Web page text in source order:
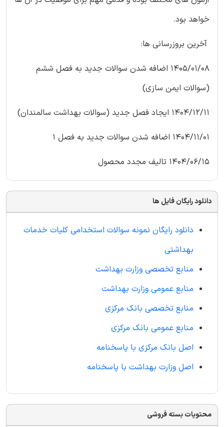
خواهد بود.
آخرین بروزرسانی ها:
1405/01/08 اضافه شدن سوالات جدید به فصل ششم
(سوالات ایمن سازی)
1404/12/11 ایجاد فصل جدید (سوالات بهداشت سالمندان)
1404/11/01 اضافه شدن سوالات جدید به فصل 1
1404/06/15 تالیف مجدد محصول
دانلود رایگان فایل ها
دانلود رایگان نمونه سوالات استخدامی کلیات خدمات
بهداشتی
منابع تخصصی وزارت بهداشت
منابع عمومی وزارت بهداشت
منابع تخصصی بانک مرکزی
منابع عمومی بانک مرکزی
اصل بانک مرکزی با پاسخنامه
اصل وزارت بهداشت با پاسخنامه
محتویات بسته فروشی